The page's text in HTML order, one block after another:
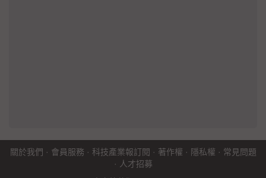
關於我們 · 會員服務 · 科技產業報訂閱 · 著作權 · 隱私權 · 常見問題
· 人才招募